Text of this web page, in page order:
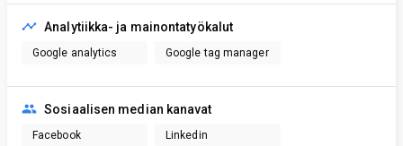
Analytiikka- ja mainontatyökalut
Google analytics Google tag manager
Sosiaalisen median kanavat
Facebook Linkedin